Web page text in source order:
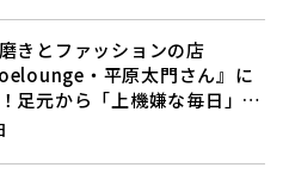
きとファッションの店
・平原太門さん』に
足元から「上機嫌な毎日」を
案とは？